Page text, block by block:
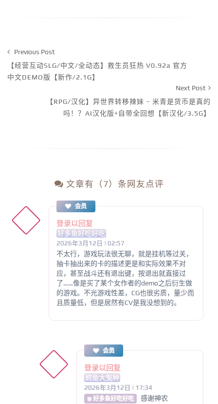
Previous Post
【经营互动SLG/中文/全动态】救生员狂热 V0.92a 官方
中文DEMO版【新作/2.1G】
Next Post
【RPG/汉化】异世界转移辣妹 – 米青是货币是真的
吗！？AI汉化版+自带全回想【新汉化/3.5G】
文章有（7）条网友点评
会员
登录以回复
好多鱼好吃好吃
2026年3月12日 | 02:57
不太行，游戏玩法很无聊，就是挂机等过关，
抽卡抽出来的卡的描述更是和实际效果不对
应，甚至战斗还有退出键，按退出就直接过
了……像是买了某个女作者的demo之后衍生做
的游戏。不光游戏性差，CG也很劣质，量少而
且质量低，但是居然有CV是我没想到的。
会员
登录以回复
鳄鱼大冤种
2026年3月12日 | 17:34
@ 好多鱼好吃好吃 感谢神农